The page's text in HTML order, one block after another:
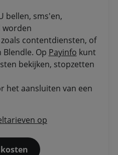
bellen, sms'en,
worden
contentdiensten, of
Op Payinfo kunt
bekijken, stopzetten
het aansluiten van een
op